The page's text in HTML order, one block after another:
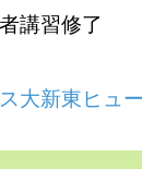
講習修了
大新東ヒュ